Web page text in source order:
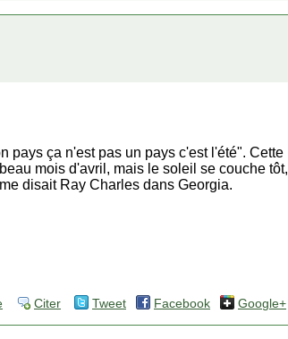
pays ça n'est pas un pays c'est l'été". Cette
mois d'avril, mais le soleil se couche tôt,
disait Ray Charles dans Georgia.
Citer Tweet Facebook Google+